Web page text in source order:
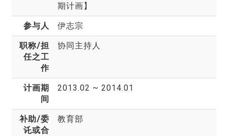
期计画】
参与人 伊志宗
职称/担
任之工
作
协同主持人
计画期
间
2013.02 ~ 2014.01
补助/委
讬或合
教育部